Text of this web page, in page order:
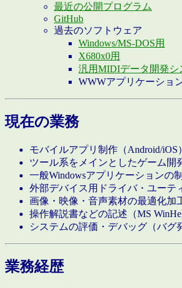
最近の公開プログラム
GitHub
過去のソフトウェア
Windows/MS-DOS用
X680x0用
汎用MIDIデータ開発シ
WWWアプリケーショ
現在の業務
モバイルアプリ制作（Android/iOS）
ツール系をメインとしたゲーム開
一般Windowsアプリケーションの
外部デバイス用ドライバ・ユーテ
画像・映像・音声素材の最適化加
操作解説書などの記述（MS
システムの評価・デバッグ（バグ
業務経歴